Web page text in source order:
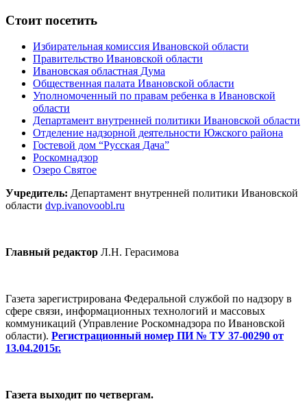
Стоит посетить
Избирательная комиссия Ивановской области
Правительство Ивановской области
Ивановская областная Дума
Общественная палата Ивановской области
Уполномоченный по правам ребенка в Ивановской
области
Департамент внутренней политики Ивановской области
Отделение надзорной деятельности Южского района
Гостевой дом “Русская Дача”
Роскомнадзор
Озеро Святое
Учредитель: Департамент внутренней политики Ивановской
области dvp.ivanovoobl.ru
Главный редактор Л.Н. Герасимова
Газета зарегистрирована Федеральной службой по надзору в
сфере связи, информационных технологий и массовых
коммуникаций (Управление Роскомнадзора по Ивановской
области). Регистрационный номер ПИ № ТУ 37-00290 от
13.04.2015г.
Газета выходит по четвергам.